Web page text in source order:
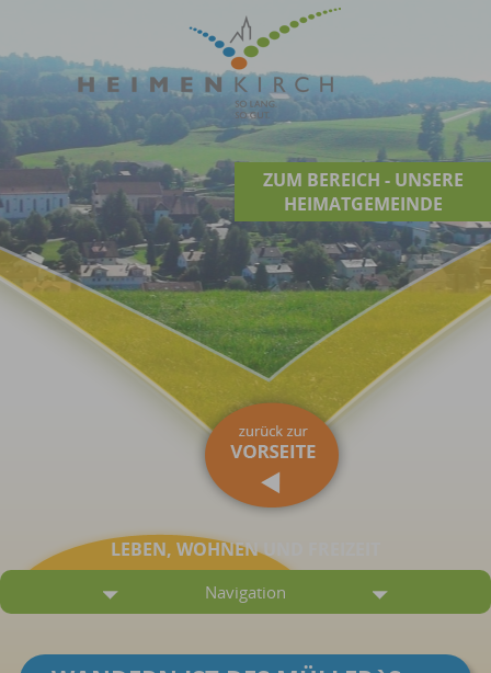
ZUM BEREICH - UNSERE
HEIMATGEMEINDE
LEBEN, WOHNEN UND FREIZEIT
Navigation